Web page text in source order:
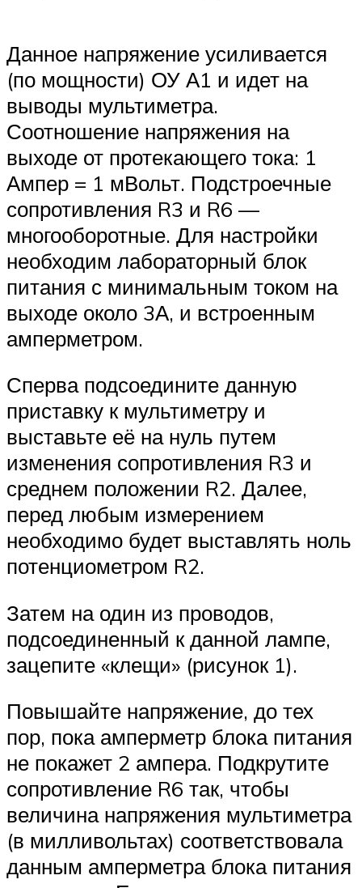
Данное напряжение усиливается
(по мощности) ОУ А1 и идет на
выводы мультиметра.
Соотношение напряжения на
выходе от протекающего тока: 1
Ампер = 1 мВольт. Подстроечные
сопротивления R3 и R6 —
многооборотные. Для настройки
необходим лабораторный блок
питания с минимальным током на
выходе около 3А, и встроенным
амперметром.
Сперва подсоедините данную
приставку к мультиметру и
выставьте её на нуль путем
изменения сопротивления R3 и
среднем положении R2. Далее,
перед любым измерением
необходимо будет выставлять ноль
потенциометром R2.
Затем на один из проводов,
подсоединенный к данной лампе,
зацепите «клещи» (рисунок 1).
Повышайте напряжение, до тех
пор, пока амперметр блока питания
не покажет 2 ампера. Подкрутите
сопротивление R6 так, чтобы
величина напряжения мультиметра
(в милливольтах) соответствовала
данным амперметра блока питания